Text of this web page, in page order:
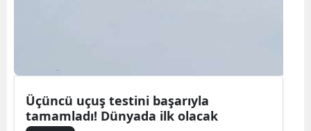
Üçüncü uçuş testini başarıyla
tamamladı! Dünyada ilk olacak